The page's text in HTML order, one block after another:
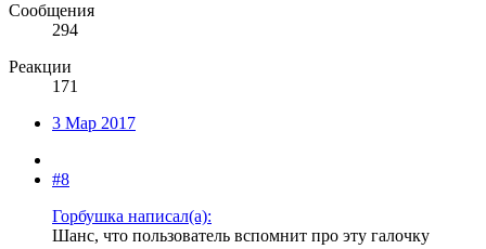
Сообщения
294
Реакции
171
3 Мар 2017
#8
Горбушка написал(а):
Шанс, что пользователь вспомнит про эту галочку